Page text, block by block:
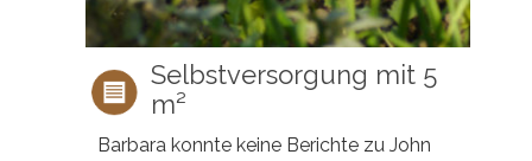
Selbstversorgung mit 5
m²
Barbara konnte keine Berichte zu John